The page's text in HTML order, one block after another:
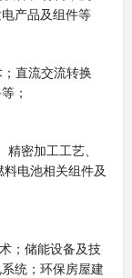
产品及组件等
直流交流转换
；
密加工工艺、
电池相关组件及
；储能设备及技
统；环保房屋建